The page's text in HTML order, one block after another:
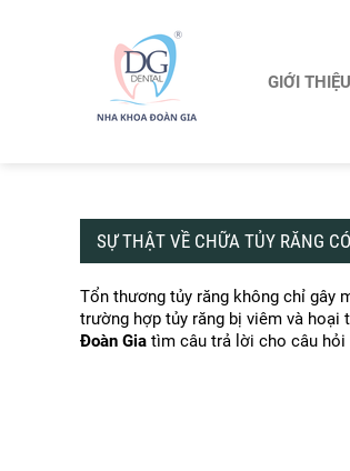
GIỚI THIỆU
SỰ THẬT VỀ CHỮA TỦY RĂNG
Tổn thương tủy răng không chỉ gây
trường hợp tủy răng bị viêm và hoại
Đoàn Gia tìm câu trả lời cho câu hỏi